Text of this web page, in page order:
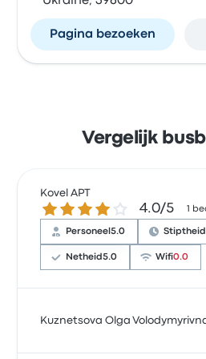
Pagina bezoeken
Vergelijk
Kovel APT
4.0 van de 5 sterren
4.0/5 1
Personeel5.0 Stiptheid
Netheid5.0 Wifi0.0
Op basis van 1 beoordelingen
Kuznetsova Olga